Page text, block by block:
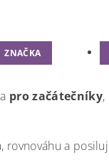
ZNAČKA
pro začátečníky,
rovnováhu a